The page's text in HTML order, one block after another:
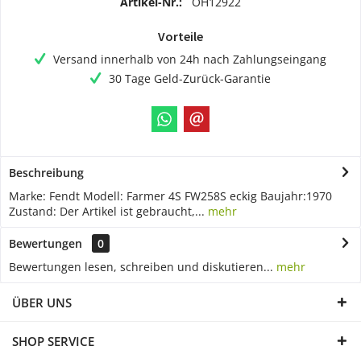
Vorteile
Versand innerhalb von 24h nach Zahlungseingang
30 Tage Geld-Zurück-Garantie
Beschreibung
Marke: Fendt Modell: Farmer 4S FW258S eckig Baujahr:1970
Zustand: Der Artikel ist gebraucht,... mehr
Bewertungen
0
Bewertungen lesen, schreiben und diskutieren... mehr
ÜBER UNS
SHOP SERVICE